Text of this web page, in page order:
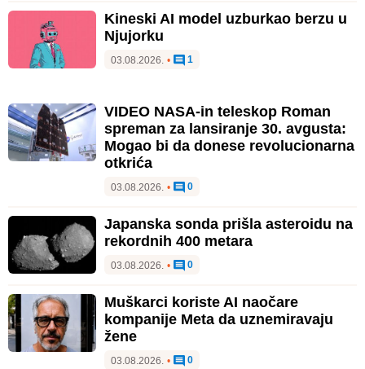
Kineski AI model uzburkao berzu u
Njujorku
03.08.2026. • 1
VIDEO NASA-in teleskop Roman
spreman za lansiranje 30. avgusta:
Mogao bi da donese revolucionarna
otkrića
03.08.2026. • 0
Japanska sonda prišla asteroidu na
rekordnih 400 metara
03.08.2026. • 0
Muškarci koriste AI naočare
kompanije Meta da uznemiravaju
žene
03.08.2026. • 0